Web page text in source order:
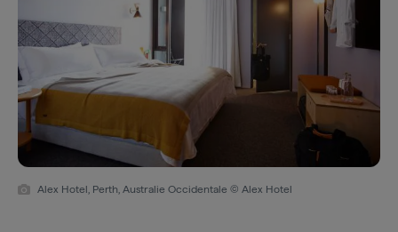
Alex Hotel, Perth, Australie Occidentale © Alex Hotel